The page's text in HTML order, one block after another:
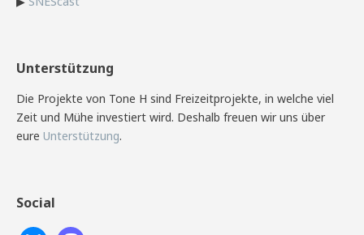
Unterstützung
Die Projekte von Tone H sind Freizeitprojekte, in welche viel
Zeit und Mühe investiert wird. Deshalb freuen wir uns über
eure Unterstützung.
Social